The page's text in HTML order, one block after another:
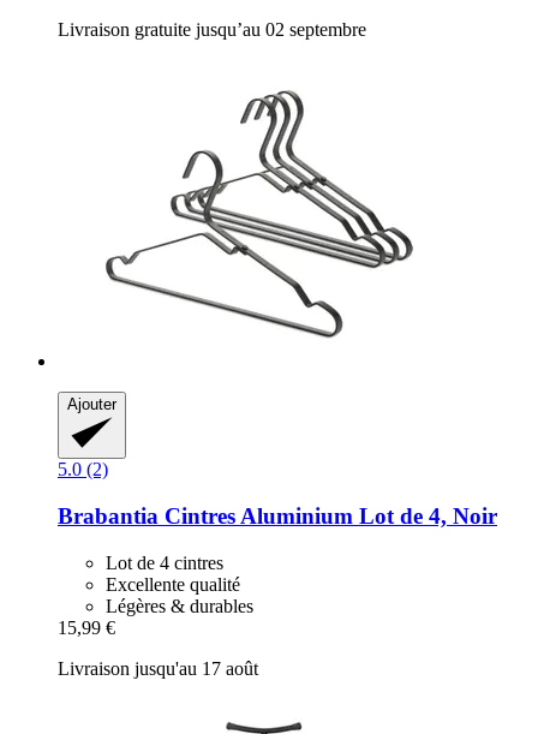
Livraison gratuite jusqu’au 02 septembre
Ajouter
5.0 (2)
Brabantia Cintres Aluminium Lot de 4, Noir
Lot de 4 cintres
Excellente qualité
Légères & durables
15,99 €
Livraison jusqu'au 17 août